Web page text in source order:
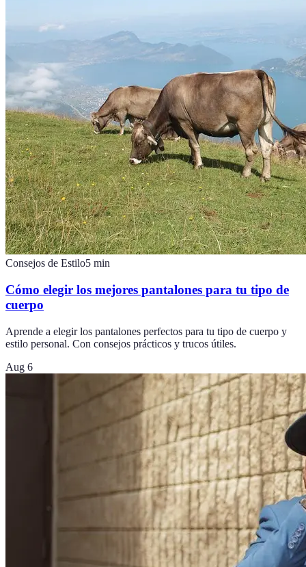
Consejos de Estilo5 min
Cómo elegir los mejores pantalones para tu tipo de
cuerpo
Aprende a elegir los pantalones perfectos para tu tipo de cuerpo y
estilo personal. Con consejos prácticos y trucos útiles.
Aug 6